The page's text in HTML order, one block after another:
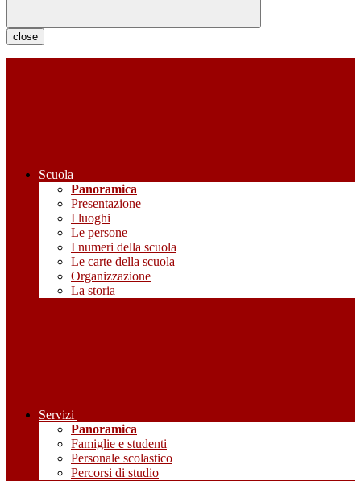
close
Scuola
Panoramica
Presentazione
I luoghi
Le persone
I numeri della scuola
Le carte della scuola
Organizzazione
La storia
Servizi
Panoramica
Famiglie e studenti
Personale scolastico
Percorsi di studio